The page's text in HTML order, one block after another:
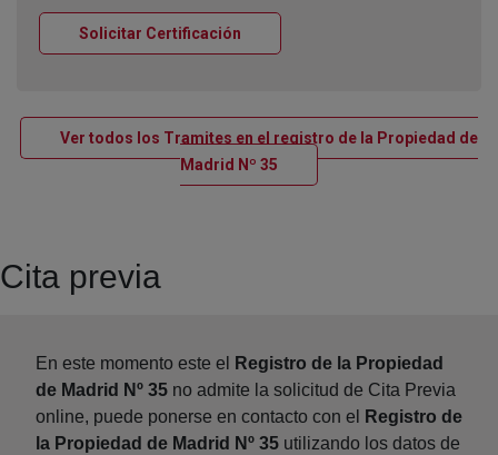
Solicitar Certificación
Ver todos los Tramites en el registro de la Propiedad de
Madrid Nº 35 Ventana nueva
Cita previa
En este momento este el
Registro de la Propiedad
de Madrid Nº 35 no admite la solicitud de Cita Previa
online, puede ponerse en contacto con el
Registro de
la Propiedad de Madrid Nº 35 utilizando los datos de